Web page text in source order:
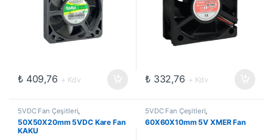
₺409,76 + Kdv ₺332,76 + Kdv
5VDC Fan Çeşitleri,
Elektromekanik Kompanentler,
Fanlar
50X50X20mm 5VDC Kare Fan
KAKU
5VDC Fan Çeşitleri,
Elektromekanik Kompanentler
Fanlar
60X60X10mm 5V XMER Fan